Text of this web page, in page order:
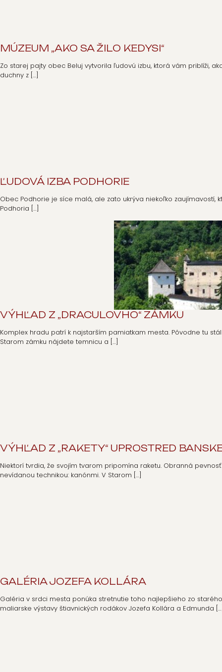
MÚZEUM „AKO SA ŽILO KEDYSI“
Zo starej pajty obec Beluj vytvorila ľudovú izbu, ktorá vám priblíži,
duchny z […]
ĽUDOVÁ IZBA PODHORIE
Obec Podhorie je síce malá, ale zato ukrýva niekoľko
Podhoria […]
VÝHĽAD Z „DRACULOVHO“ ZÁMKU
Komplex hradu patrí k najstarším pamiatkam mesta. Pôvodne tu
Starom zámku nájdete temnicu a […]
VÝHĽAD Z „RAKETY“ UPROSTRED
Niektorí tvrdia, že svojím tvarom pripomína raketu. Obranná
nevídanou technikou: kanónmi. V Starom […]
GALÉRIA JOZEFA KOLLÁRA
Galéria v srdci mesta ponúka stretnutie toho najlepšieho zo
maliarske výstavy štiavnických rodákov Jozefa Kollára a Edmunda